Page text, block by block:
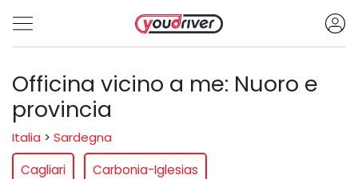
Officina vicino a me: Nuoro e
provincia
Italia > Sardegna
Cagliari
Carbonia-Iglesias